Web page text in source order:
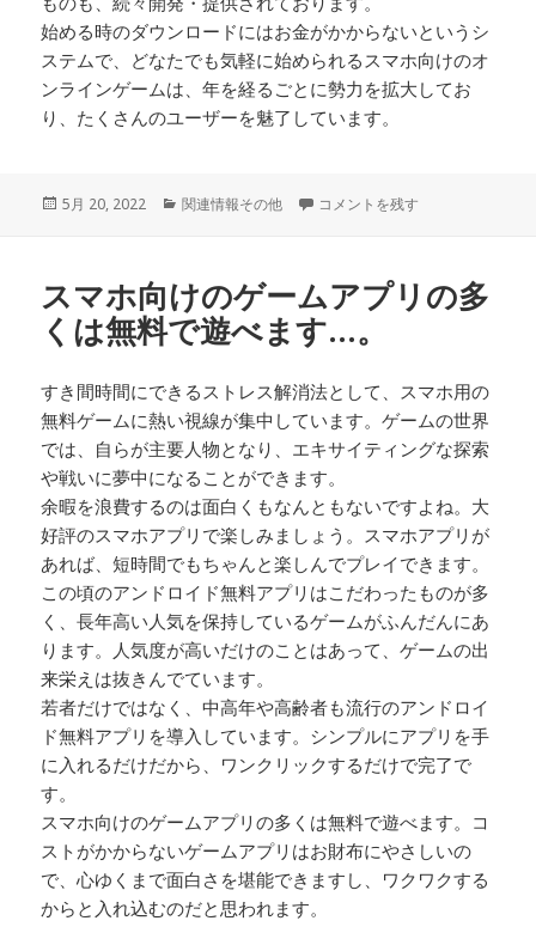
始める時のダウンロードにはお金がかからないというシ
ステムで、どなたでも気軽に始められるスマホ向けのオ
ンラインゲームは、年を経るごとに勢力を拡大してお
り、たくさんのユーザーを魅了しています。
投
5月 20, 2022
カ
ー
関連情報その他 ゲームはもはや子供だけがプレ
コメントを残す
スマホ向けのゲームアプリの多
くは無料で遊べます…。
すき間時間にできるストレス解消法として、スマホ用の
無料ゲームに熱い視線が集中しています。ゲームの世界
では、自らが主要人物となり、エキサイティングな探索
や戦いに夢中になることができます。
余暇を浪費するのは面白くもなんともないですよね。大
好評のスマホアプリで楽しみましょう。スマホアプリが
あれば、短時間でもちゃんと楽しんでプレイできます。
この頃のアンドロイド無料アプリはこだわったものが多
く、長年高い人気を保持しているゲームがふんだんにあ
ります。人気度が高いだけのことはあって、ゲームの出
来栄えは抜きんでています。
若者だけではなく、中高年や高齢者も流行のアンドロイ
ド無料アプリを導入しています。シンプルにアプリを手
に入れるだけだから、ワンクリックするだけで完了で
す。
スマホ向けのゲームアプリの多くは無料で遊べます。コ
ストがかからないゲームアプリはお財布にやさしいの
で、心ゆくまで面白さを堪能できますし、ワクワクする
からと入れ込むのだと思われます。